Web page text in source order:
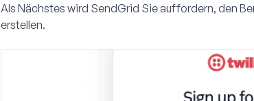
Als Nächstes wird SendGrid Sie auffordern, den
erstellen.